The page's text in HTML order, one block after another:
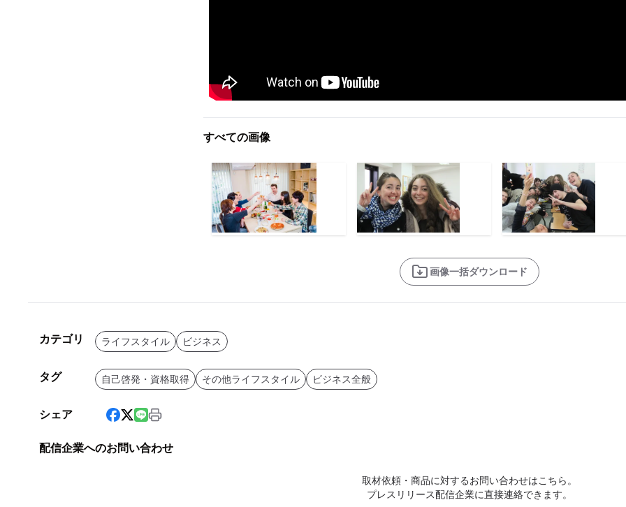
すべての画像
画像一括ダウンロード
カテゴリ ライフスタイル ビジネス
タグ 自己啓発・資格取得 その他ライフスタイル ビジネス全般
シェア
配信企業へのお問い合わせ
取材依頼・商品に対するお問い合わせはこちら。
プレスリリース配信企業に直接連絡できます。